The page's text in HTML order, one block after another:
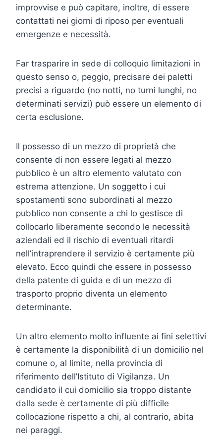
improvvise e può capitare, inoltre, di essere
contattati nei giorni di riposo per eventuali
emergenze e necessità.
Far trasparire in sede di colloquio limitazioni in
questo senso o, peggio, precisare dei paletti
precisi a riguardo (no notti, no turni lunghi, no
determinati servizi) può essere un elemento di
certa esclusione.
Il possesso di un mezzo di proprietà che
consente di non essere legati al mezzo
pubblico è un altro elemento valutato con
estrema attenzione. Un soggetto i cui
spostamenti sono subordinati al mezzo
pubblico non consente a chi lo gestisce di
collocarlo liberamente secondo le necessità
aziendali ed il rischio di eventuali ritardi
nell’intraprendere il servizio è certamente più
elevato. Ecco quindi che essere in possesso
della patente di guida e di un mezzo di
trasporto proprio diventa un elemento
determinante.
Un altro elemento molto influente ai fini selettivi
è certamente la disponibilità di un domicilio nel
comune o, al limite, nella provincia di
riferimento dell’Istituto di Vigilanza. Un
candidato il cui domicilio sia troppo distante
dalla sede è certamente di più difficile
collocazione rispetto a chi, al contrario, abita
nei paraggi.